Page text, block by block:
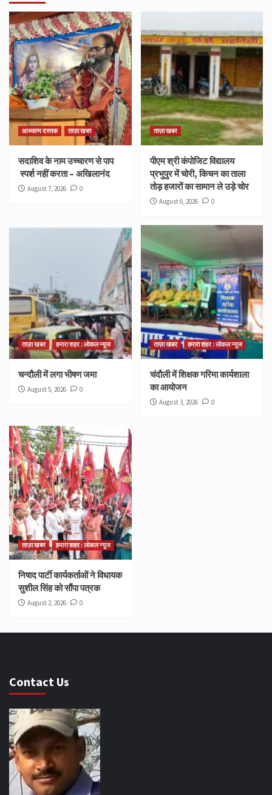
आध्यात्म दस्तक ताज़ा खबर
सदाशिव के नाम उच्चारण से पाप
स्पर्श नहीं करता – अखिलानंद
August 7, 2026 0
ताज़ा खबर
पीएम श्री कंपोजिट विद्यालय
प्रभुपुर में चोरी, किचन का ताला
तोड़ हजारों का सामान ले उड़े चोर
August 6, 2026 0
ताज़ा खबर हमारा शहर : लोकल न्यूज
चन्दौली में लगा भीषण जमा
August 5, 2026 0
ताज़ा खबर हमारा शहर : लोकल न्यूज
चंदौली में शिक्षक गरिमा कार्यशाला
का आयोजन
August 3, 2026 0
ताज़ा खबर हमारा शहर : लोकल न्यूज
निषाद पार्टी कार्यकर्ताओं ने विधायक
सुशील सिंह को सौंपा पत्रक
August 2, 2026 0
Contact Us